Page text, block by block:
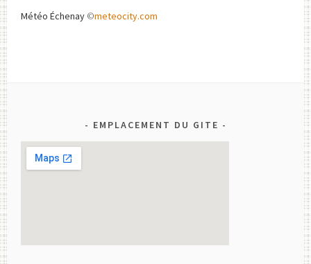
Météo Échenay ©meteocity.com
EMPLACEMENT DU GITE